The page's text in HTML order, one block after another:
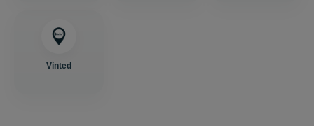
Vinted